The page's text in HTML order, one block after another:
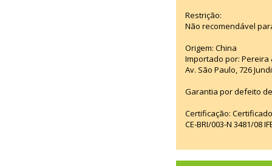
Restrição:
Não recomendável
Origem: China
Importado por: Pereira
Av. São Paulo, 726
Garantia por defeito
Certificação:
CE-BRI/003-N 3481/08